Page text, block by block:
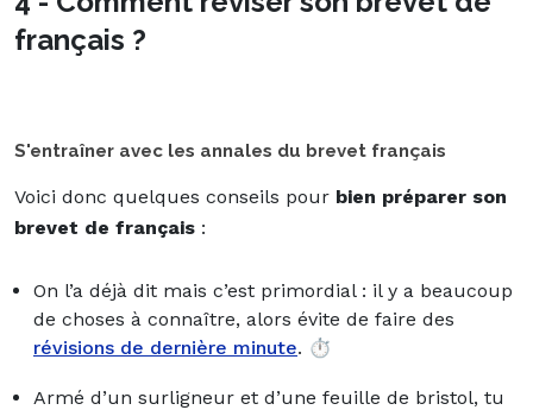
français ?
S'entraîner avec les annales du brevet français
Voici donc quelques conseils pour bien préparer son
brevet de français :
On l’a déjà dit mais c’est primordial : il y a beaucoup
de choses à connaître, alors évite de faire des
révisions de dernière minute. ⏱
Armé d’un surligneur et d’une feuille de bristol, tu